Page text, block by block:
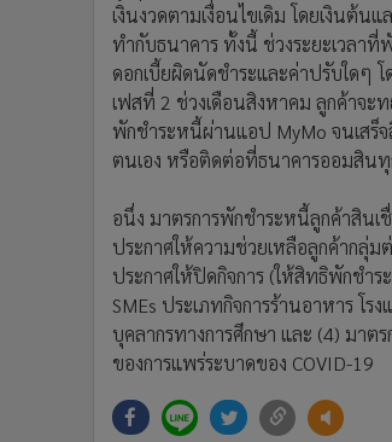
เงินงวดตามเงื่อนไขเดิม โดยเงินต้
ทำกับธนาคาร ทั้งนี้ ช่วงระยะเวลา
ดอกเบี้ยผิดนัดชำระและค่าปรับใดๆ
เฟสที่ 2 ช่วงเดือนสิงหาคม ลูกค้าจะ
พักชำระหนี้ผ่านแอป MyMo จนเสร็
ตนเอง หรือติดต่อที่ธนาคารออมสิน
อนึ่ง มาตรการพักชำระหนี้ลูกค้าสิน
ประกาศให้ความช่วยเหลือลูกค้ากลุ่ม
ประกาศให้ปิดกิจการ (ให้สิทธิพักชำ
SMEs ประเภทกิจการร้านอาหาร โร
บุคลากรทางการศึกษา และ (4) มาต
ของการแพร่ระบาดของ COVID-19